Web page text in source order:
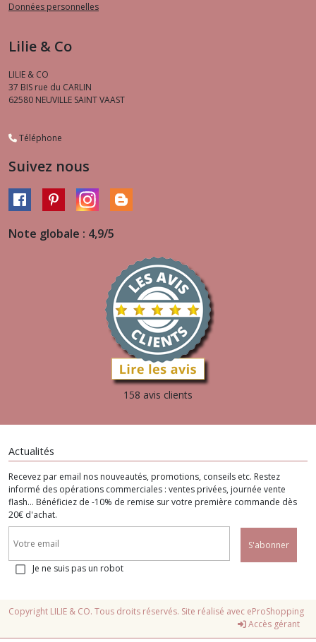
Données personnelles
Lilie & Co
LILIE & CO
37 BIS rue du CARLIN
62580 NEUVILLE SAINT VAAST
Téléphone
Suivez nous
Note globale : 4,9/5
158 avis clients
Actualités
Recevez par email nos nouveautés, promotions, conseils etc. Restez
informé des opérations commerciales : ventes privées, journée vente
flash... Bénéficiez de -10% de remise sur votre première commande dès
20€ d'achat.
S'abonner
Je ne suis pas un robot
Copyright LILIE & CO. Tous droits réservés. Site réalisé avec eProShopping
Accès gérant